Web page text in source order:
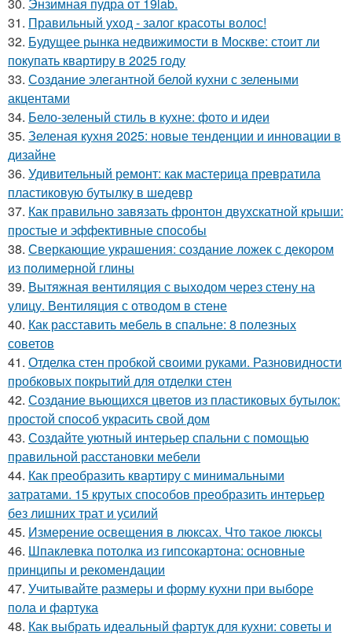
31. Правильный уход - залог красоты волос!
32. Будущее рынка недвижимости в Москве: стоит ли
покупать квартиру в 2025 году
33. Создание элегантной белой кухни с зелеными
акцентами
34. Бело-зеленый стиль в кухне: фото и идеи
35. Зеленая кухня 2025: новые тенденции и инновации в
дизайне
36. Удивительный ремонт: как мастерица превратила
пластиковую бутылку в шедевр
37. Как правильно завязать фронтон двухскатной крыши:
простые и эффективные способы
38. Сверкающие украшения: создание ложек с декором
из полимерной глины
39. Вытяжная вентиляция с выходом через стену на
улицу. Вентиляция с отводом в стене
40. Как расставить мебель в спальне: 8 полезных
советов
41. Отделка стен пробкой своими руками. Разновидности
пробковых покрытий для отделки стен
42. Создание вьющихся цветов из пластиковых бутылок:
простой способ украсить свой дом
43. Создайте уютный интерьер спальни с помощью
правильной расстановки мебели
44. Как преобразить квартиру с минимальными
затратами. 15 крутых способов преобразить интерьер
без лишних трат и усилий
45. Измерение освещения в люксах. Что такое люксы
46. Шпаклевка потолка из гипсокартона: основные
принципы и рекомендации
47. Учитывайте размеры и форму кухни при выборе
пола и фартука
48. Как выбрать идеальный фартук для кухни: советы и